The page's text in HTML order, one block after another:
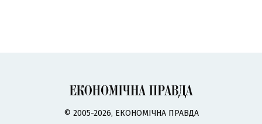
© 2005-2026, ЕКОНОМІЧНА ПРАВДА